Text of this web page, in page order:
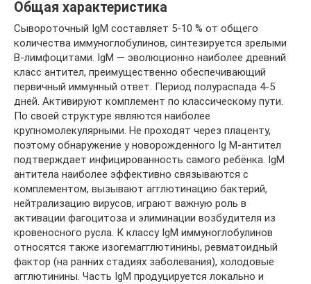
Общая характеристика
Сывороточный IgМ составляет 5-10 % от общего
количества иммуноглобулинов, синтезируется зрелыми
В-лимфоцитами. IgM — эволюционно наиболее древний
класс антител, преимущественно обеспечивающий
первичный иммунный ответ. Период полураспада 4-5
дней. Активируют комплемент по классическому пути.
По своей структуре являются наиболее
крупномолекулярными. Не проходят через плаценту,
поэтому обнаружение у новорожденного Ig M-антител
подтверждает инфицированность самого ребёнка. IgM
антитела наиболее эффективно связываются с
комплементом, вызывают агглютинацию бактерий,
нейтрализацию вирусов, играют важную роль в
активации фагоцитоза и элиминации возбудителя из
кровеносного русла. К классу IgM иммуноглобулинов
относятся также изогемагглютинины, ревматоидный
фактор (на ранних стадиях заболевания), холодовые
агглютинины. Часть IgM продуцируется локально и